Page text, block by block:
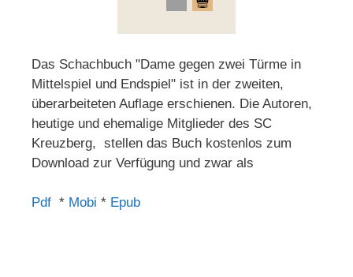
Das Schachbuch "Dame gegen zwei Türme in
Mittelspiel und Endspiel" ist in der zweiten,
überarbeiteten Auflage erschienen. Die Autoren,
heutige und ehemalige Mitglieder des SC
Kreuzberg, stellen das Buch kostenlos zum
Download zur Verfügung und zwar als
Pdf * Mobi * Epub